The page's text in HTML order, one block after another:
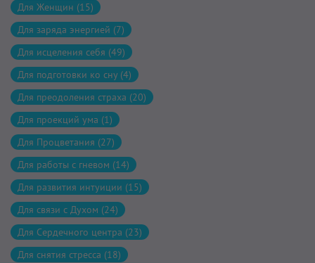
Для Женщин (15)
Для заряда энергией (7)
Для исцеления себя (49)
Для подготовки ко сну (4)
Для преодоления страха (20)
Для проекций ума (1)
Для Процветания (27)
Для работы с гневом (14)
Для развития интуиции (15)
Для связи с Духом (24)
Для Сердечного центра (23)
Для снятия стресса (18)